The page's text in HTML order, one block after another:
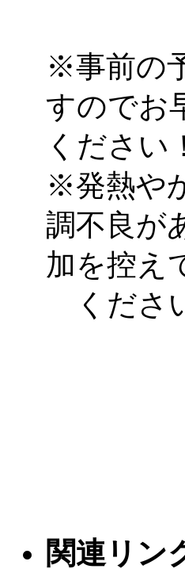
※事前の
すのでお
ください！
※発熱や
調不良が
加を控え
くださ
関連リン